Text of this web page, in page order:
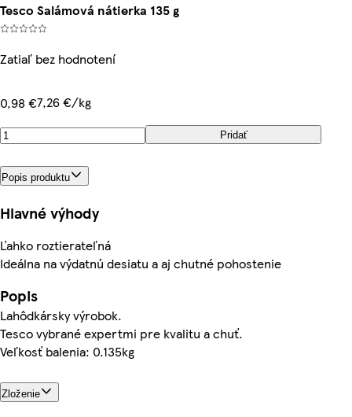
Tesco Salámová nátierka 135 g
Zatiaľ bez hodnotení
0,98 €7,26 €/kg
Pridať
Popis produktu
Hlavné výhody
Ľahko roztierateľná
Ideálna na výdatnú desiatu a aj chutné pohostenie
Popis
Lahôdkársky výrobok.
Tesco vybrané expertmi pre kvalitu a chuť.
Veľkosť balenia: 0.135kg
Zloženie